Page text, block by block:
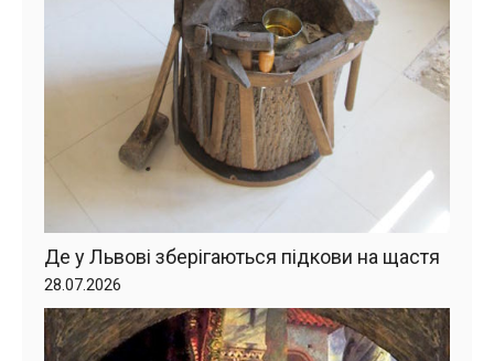
Де у Львові зберігаються підкови на щастя
28.07.2026